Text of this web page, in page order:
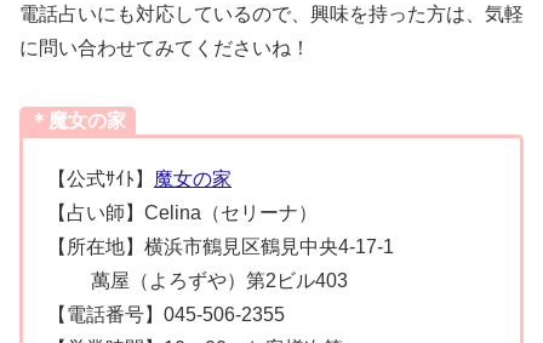
電話占いにも対応しているので、興味を持った方は、気軽
に問い合わせてみてくださいね！
＊魔女の家
【公式ｻｲﾄ】 魔女の家
【占い師】Celina（セリーナ）
【所在地】横浜市鶴見区鶴見中央4-17-1
萬屋（よろずや）第2ビル403
【電話番号】045-506-2355